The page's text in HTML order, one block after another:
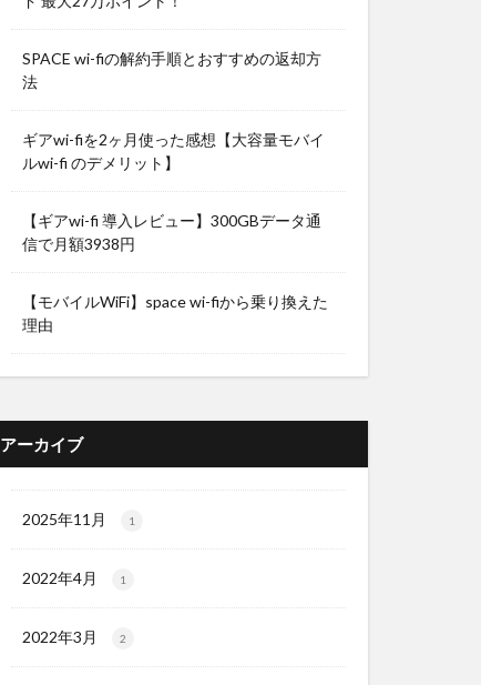
SPACE wi-fiの解約手順とおすすめの返却方
法
ギアwi-fiを2ヶ月使った感想【大容量モバイ
ルwi-fi のデメリット】
【ギアwi-fi 導入レビュー】300GBデータ通
信で月額3938円
【モバイルWiFi】space wi-fiから乗り換えた
理由
アーカイブ
2025年11月 1
2022年4月 1
2022年3月 2